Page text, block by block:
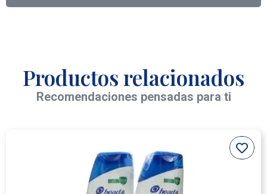
Productos relacionados
Recomendaciones pensadas para ti